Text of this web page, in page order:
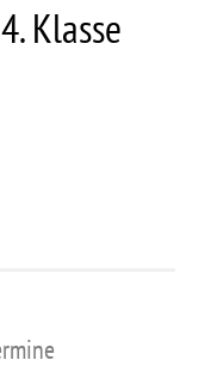
Klasse